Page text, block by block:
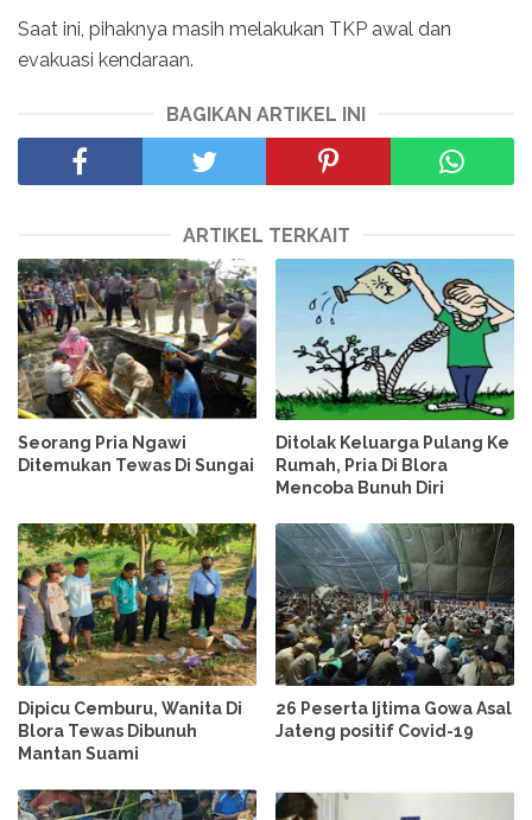
Saat ini, pihaknya masih melakukan TKP awal dan
evakuasi kendaraan.
BAGIKAN ARTIKEL INI
ARTIKEL TERKAIT
Seorang Pria Ngawi
Ditemukan Tewas Di Sungai
Ditolak Keluarga Pulang Ke
Rumah, Pria Di Blora
Mencoba Bunuh Diri
Dipicu Cemburu, Wanita Di
Blora Tewas Dibunuh
Mantan Suami
26 Peserta Ijtima Gowa Asal
Jateng positif Covid-19